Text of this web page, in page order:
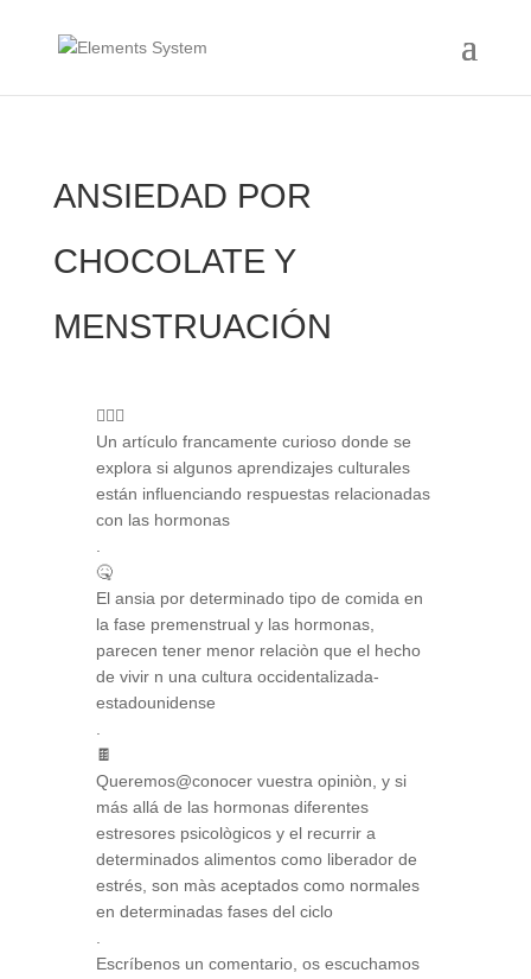
ANSIEDAD POR
CHOCOLATE Y
MENSTRUACIÓN
🚶🏻‍♀️
Un artículo francamente curioso donde se
explora si algunos aprendizajes culturales
están influenciando respuestas relacionadas
con las hormonas
🤒
El ansia por determinado tipo de comida en
la fase premenstrual y las hormonas,
parecen tener menor relaciòn que el hecho
de vivir n una cultura occidentalizada-
estadounidense
🍫
Queremos@conocer vuestra opiniòn, y si
más allá de las hormonas diferentes
estresores psicològicos y el recurrir a
determinados alimentos como liberador de
estrés, son màs aceptados como normales
en determinadas fases del ciclo
Escríbenos un comentario, os escuchamos